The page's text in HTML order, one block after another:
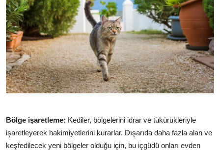
Bölge işaretleme: Kediler, bölgelerini idrar ve tükürükleriyle
işaretleyerek hakimiyetlerini kurarlar. Dışarıda daha fazla alan ve
keşfedilecek yeni bölgeler olduğu için, bu içgüdü onları evden